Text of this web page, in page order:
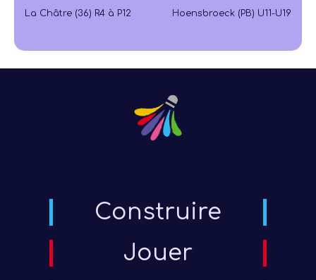
La Châtre (36) R4 à P12 Hoensbroeck (PB) U11-U19
Construire
Jouer